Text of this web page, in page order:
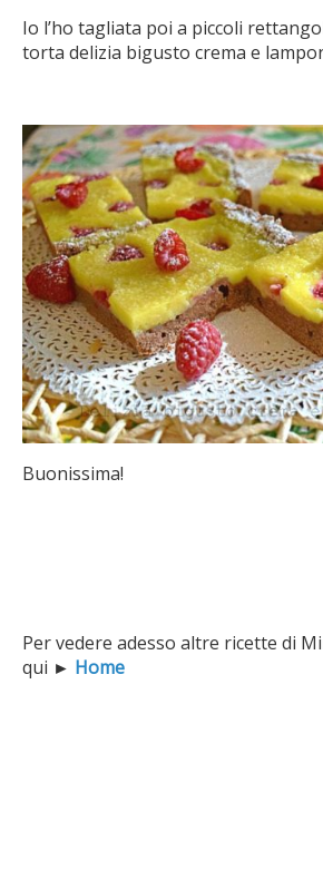
Io l’ho tagliata poi a piccoli
torta delizia bigusto crema e
Buonissima!
Per vedere adesso altre ricette di
qui ► Home